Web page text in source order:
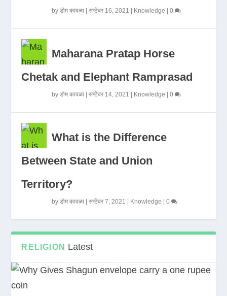
byडोम कावळा |सप्टेंबर 16, 2021 Knowledge |0
Maharana Pratap Horse
Chetak and Elephant Ramprasad
byडोम कावळा |सप्टेंबर 14, 2021 Knowledge |0
What is the Difference
Between State and Union
Territory?
byडोम कावळा |सप्टेंबर 7, 2021 Knowledge |0
RELIGION Latest